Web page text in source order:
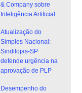
& Company sobre
Inteligência Artificial
Atualização do
Simples Nacional:
Sindilojas-SP
defende urgência na
aprovação de PLP
Desempenho do